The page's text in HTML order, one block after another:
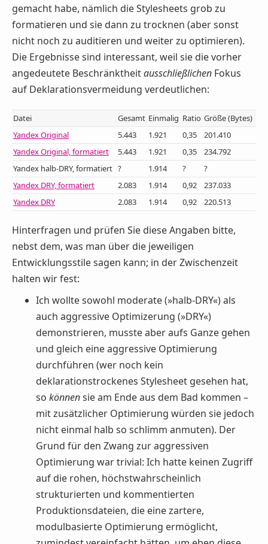
gemacht habe, nämlich die Stylesheets grob zu
formatieren und sie dann zu trocknen (aber sonst
nicht noch zu auditieren und weiter zu optimieren).
Die Ergebnisse sind interessant, weil sie die vorher
angedeutete Beschränktheitausschließlichen Fokus
auf Deklarationsvermeidung verdeutlichen:
Datei Gesamt Einmalig Ratio Größe (Bytes)
Yandex Original
5.443 1.921 0,35
201.410
Yandex Original, formatiert
5.443 1.921 0,35
234.792
Yandex halb-DRY, formatiert ? 1.914 ?
?
Yandex DRY, formatiert
2.083 1.914 0,92
237.033
Yandex DRY
2.083 1.914 0,92 220.513
Hinterfragen und prüfen Sie diese Angaben bitte,
nebst dem, was man über die jeweiligen
Entwicklungsstile sagen kann; in der Zwischenzeit
halten wir fest:
Ich wollte sowohl moderate (»halb-DRY«) als
auch aggressive Optimizerung (»DRY«)
demonstrieren, musste aber aufs Ganze gehen
und gleich eine aggressive Optimierung
durchführen (wer noch kein
deklarationstrockenes Stylesheet gesehen hat,
so könnensie am Ende aus dem Bad kommen –
mit zusätzlicher Optimierung würden sie jedoch
nicht einmal halb so schlimm anmuten). Der
Grund für den Zwang zur aggressiven
Optimierung war trivial: Ich hatte keinen Zugriff
auf die rohen, höchstwahrscheinlich
strukturierten und kommentierten
Produktionsdateien, die eine zartere,
modulbasierte Optimierung ermöglicht,